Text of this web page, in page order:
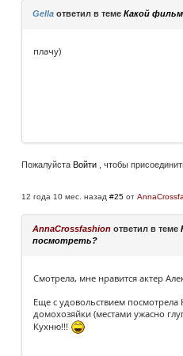
Gella ответил в теме Какой
плачу)
Пожалуйста Войти , чтобы
12 года 10 мес. назад #25 от
AnnaCrossfashion ответил в теме
посмотреть?
Смотрела, мне нравится актер
Еще с удовольствием
домохозяйки (местами ужасно
Кухню!!!